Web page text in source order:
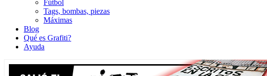
Fútbol
Tags, bombas, piezas
Máximas
Blog
Qué es Grafiti?
Ayuda